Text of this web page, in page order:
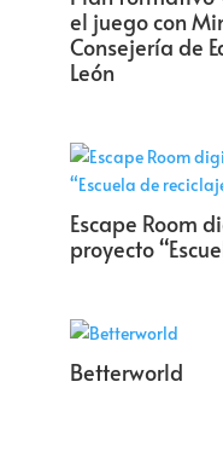
el juego con
Consejería de
León
Escape Room
proyecto
Betterworld